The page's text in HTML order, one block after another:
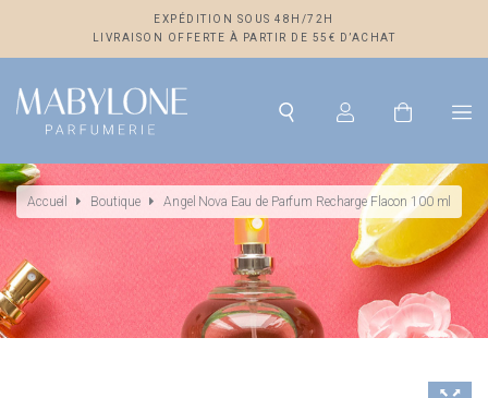
EXPÉDITION SOUS 48H/72H
LIVRAISON OFFERTE À PARTIR DE 55€ D’ACHAT
Accueil Boutique Angel Nova Eau de Parfum Recharge Flacon 100 ml